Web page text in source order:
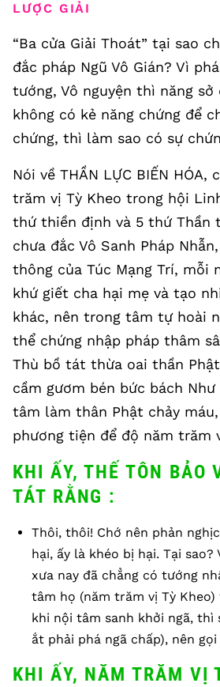
LƯỢC GIẢI
“Ba cửa Giải Thoát” tại sao
đắc pháp Ngũ Vô Gián? Vì
tướng, Vô nguyện thì năng
không có kẻ năng chứng để
chứng, thì làm sao có sự
Nói về THẦN LỰC BIẾN HÓA,
trăm vị Tỳ Kheo trong hội
thứ thiền định và 5 thứ Thần
chưa đắc Vô Sanh Pháp
thông của Túc Mạng Trí, mỗi
khứ giết cha hại mẹ và tạo
khác, nên trong tâm tự hoài
thể chứng nhập pháp thâm
Thù bồ tát thừa oai thần
cầm gươm bén bức bách
tâm làm thân Phật chảy
phương tiện để độ năm trăm
KHI ẤY, THẾ TÔN BẢO
TÁT RẰNG :
Thôi, thôi! Chớ nên phản
hại, ấy là khéo bị hại. Tại sao?
xưa nay đã chẳng có tướng
tâm họ (năm trăm vị Tỳ Kheo)
khi nội tâm sanh khởi ngã, thì
ắt phải phá ngã chấp), nên
KHI ẤY, NĂM TRĂM VỊ